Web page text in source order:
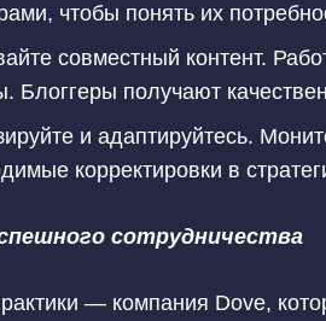
чтобы понять их
совместный контент.
Блоггеры получают
и адаптируйтесь.
корректировки в
сотрудничества
— компания Dove,